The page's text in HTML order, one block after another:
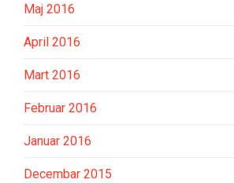
Maj 2016
April 2016
Mart 2016
Februar 2016
Januar 2016
Decembar 2015